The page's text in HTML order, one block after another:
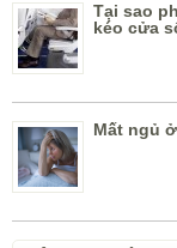
Tại sao
kéo cửa
Mất ngủ